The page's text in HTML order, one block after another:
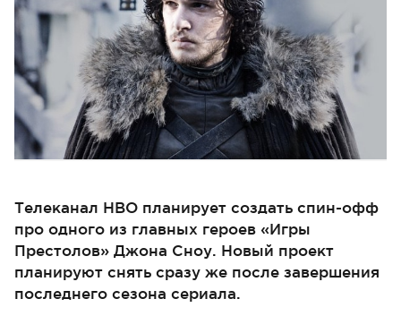
Телеканал HBO планирует создать спин-офф
про одного из главных героев «Игры
Престолов» Джона Сноу. Новый проект
планируют снять сразу же после завершения
последнего сезона сериала.